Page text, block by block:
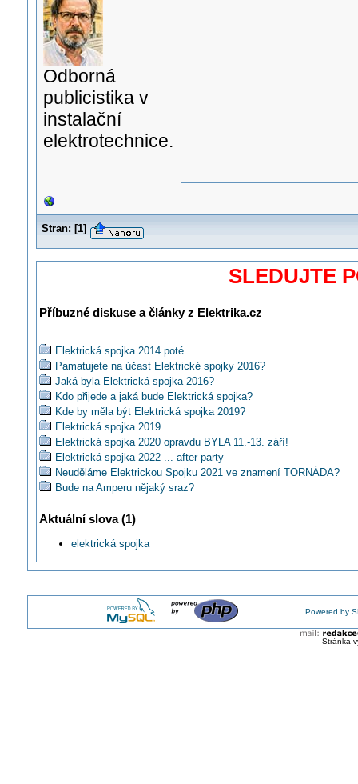
Odborná
publicistika v
instalační
elektrotechnice.
Stran: [1]
SLEDUJTE
Příbuzné diskuse a články z Elektrika.cz
Elektrická spojka 2014 poté
Pamatujete na účast Elektrické spojky 2016?
Jaká byla Elektrická spojka 2016?
Kdo přijede a jaká bude Elektrická spojka?
Kde by měla být Elektrická spojka 2019?
Elektrická spojka 2019
Elektrická spojka 2020 opravdu BYLA 11.-13. září!
Elektrická spojka 2022 ... after party
Neuděláme Elektrickou Spojku 2021 ve znamení TORNÁDA?
Bude na Amperu nějaký sraz?
Nezařadíme na příští Spojku (2024) test Detoxikační lázně?
Krátké ohlédnutí za Elektrickou spojkou 2025
Aktuální slova (1)
elektrická spojka
Powered by
Stránka